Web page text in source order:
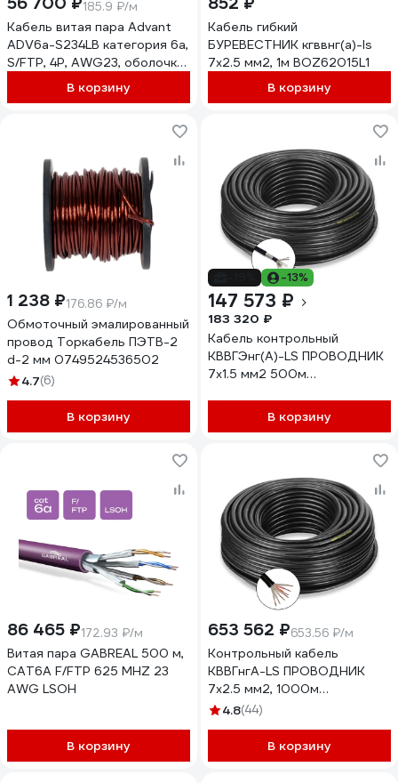
185.9 ₽/м
Кабель витая пара Advant
ADV6а-S234LВ категория 6а,
S/FTP, 4P, AWG23, оболочка
LSZH, цвет: синий, ADV6a-
В корзину
Кабель гибкий
БУРЕВЕСТНИК кгввнг(a)-ls
7x2.5 мм2, 1м BOZ62015L1
В корзину
1 238 ₽176.86 ₽/м
Обмоточный эмалированный
провод Торкабель ПЭТВ-2
d-2 мм 0749524536502
4.7(6)
В корзину
-13%
147 573 ₽
183 320 ₽
Кабель контрольный
КВВГЭнг(A)-LS ПРОВОДНИК
7x1.5 мм2 500м
В корзину
86 465 ₽172.93 ₽/м
Витая пара GABREAL 500 м,
CAT6A F/FTP 625 MHZ 23
AWG LSOH
В корзину
653 562 ₽653.56 ₽/м
Контрольный кабель
КВВГнгA-LS ПРОВОДНИК
7x2.5 мм2, 1000м
OZ1676L1000
4.8(44)
В корзину